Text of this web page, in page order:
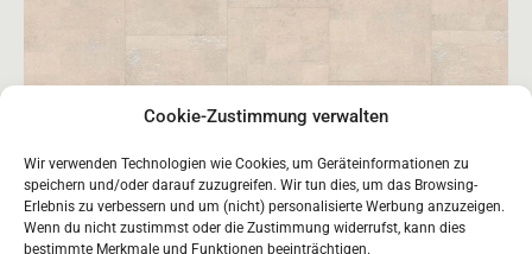
Cookie-Zustimmung verwalten
Wir verwenden Technologien wie Cookies, um Geräteinformationen zu
speichern und/oder darauf zuzugreifen. Wir tun dies, um das Browsing-
Erlebnis zu verbessern und um (nicht) personalisierte Werbung anzuzeigen.
Wenn du nicht zustimmst oder die Zustimmung widerrufst, kann dies
bestimmte Merkmale und Funktionen beeinträchtigen.